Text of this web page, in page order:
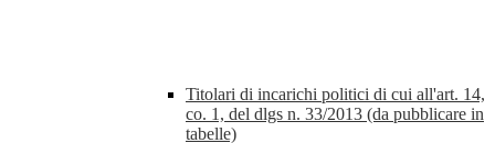
Titolari di incarichi politici di cui all'art. 14,
co. 1, del dlgs n. 33/2013 (da pubblicare in
tabelle)